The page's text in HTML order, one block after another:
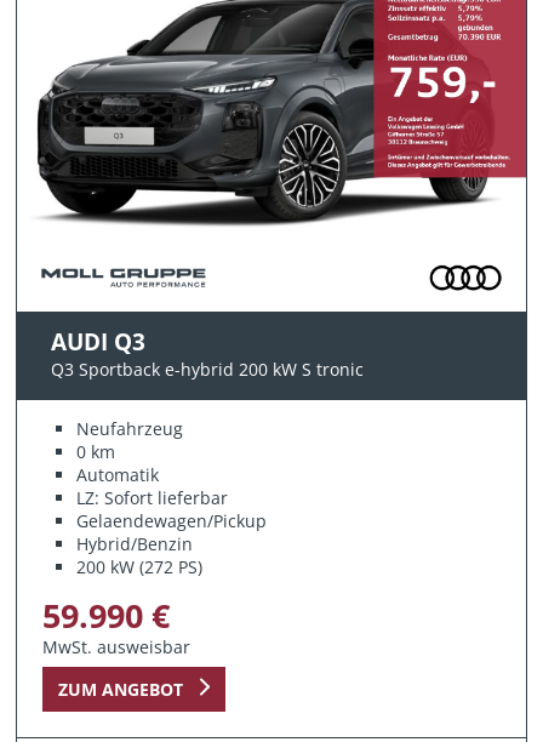
AUDI Q3
Q3 Sportback e-hybrid 200 kW S tronic
Neufahrzeug
0 km
Automatik
LZ: Sofort lieferbar
Gelaendewagen/Pickup
Hybrid/Benzin
200 kW (272 PS)
59.990 €
MwSt. ausweisbar
ZUM ANGEBOT